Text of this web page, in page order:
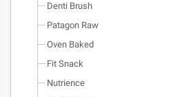
Denti Brush
Patagon Raw
Oven Baked
Fit Snack
Nutrience